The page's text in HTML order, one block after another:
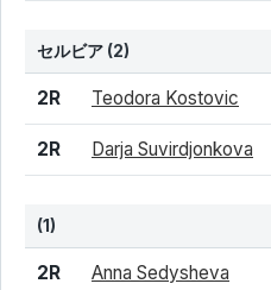
セルビア (2)
結果 シード 選手名
2R Teodora Kostovic
2R Darja Suvirdjonkova
(1)
結果 シード 選手名
2R Anna Sedysheva